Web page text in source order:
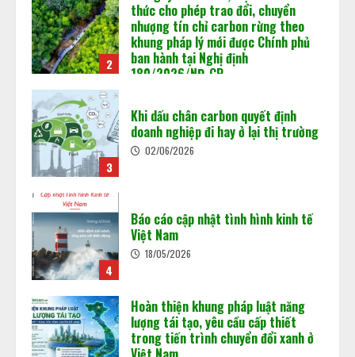
3
Chuẩn bị “luật chơi” mới của Sàn
giao dịch các-bon
4
Minh bạch MRV: Nền tảng cho thị
3
Khi dấu chân carbon quyết định
doanh nghiệp đi hay ở lại thị trường
02/06/2026
4
Báo cáo cập nhật tình hình kinh tế
Việt Nam
18/05/2026
5
lượng tái tạo, yêu cầu cấp thiết
trong tiến trình chuyển đổi xanh ở
Việt Nam
Vận hành sàn giao dịch carbon
trong nước: “Mở cánh cửa” cho nền
kinh tế xanh